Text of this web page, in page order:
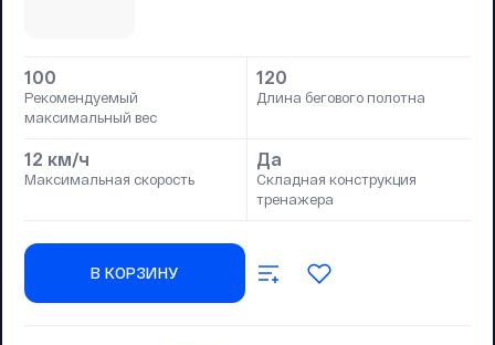
100
Рекомендуемый
максимальный вес
120
Длина бегового полотна
12 км/ч
Максимальная скорость
Да
Складная конструкция
тренажера
В КОРЗИНУ